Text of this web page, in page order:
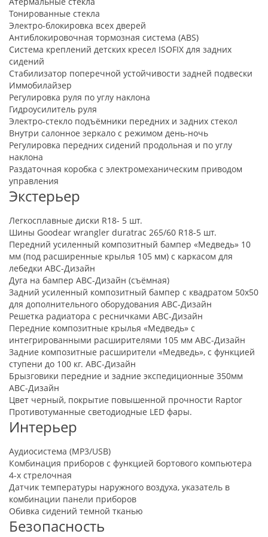
Тонированные стекла
Электро-блокировка всех дверей
Антиблокировочная тормозная система (ABS)
Система креплений детских кресел ISOFIX для задних
сидений
Стабилизатор поперечной устойчивости задней подвески
Иммобилайзер
Регулировка руля по углу наклона
Гидроусилитель руля
Электро-стекло подъёмники передних и задних стекол
Внутри салонное зеркало с режимом день-ночь
Регулировка передних сидений продольная и по углу
наклона
Раздаточная коробка с электромеханическим приводом
управления
Экстерьер
Легкосплавные диски R18- 5 шт.
Шины Goodear wrangler duratrac 265/60 R18-5 шт.
Передний усиленный композитный бампер «Медведь» 10
мм (под расширенные крылья 105 мм) с каркасом для
лебедки АВС-Дизайн
Дуга на бампер АВС-Дизайн (съёмная)
Задний усиленный композитный бампер с квадратом 50х50
для дополнительного оборудования АВС-Дизайн
Решетка радиатора с ресничками АВС-Дизайн
Передние композитные крылья «Медведь» с
интегрированными расширителями 105 мм АВС-Дизайн
Задние композитные расширители «Медведь», с функцией
ступени до 100 кг. АВС-Дизайн
Брызговики передние и задние экспедиционные 350мм
АВС-Дизайн
Цвет черный, покрытие повышенной прочности Raptor
Противотуманные светодиодные LED фары.
Интерьер
Аудиосистема (MP3/USB)
Комбинация приборов с функцией бортового компьютера
4-х стрелочная
Датчик температуры наружного воздуха, указатель в
комбинации панели приборов
Обивка сидений темной тканью
Безопасность